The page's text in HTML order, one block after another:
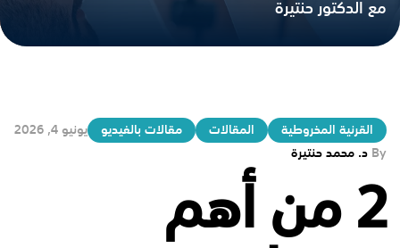
مع الدكتور حنتيرة
القرنية المخروطية المقالات مقالات بالفيديو
يونيو 4, 2026
By د. محمد حنتيرة
2 من أهم